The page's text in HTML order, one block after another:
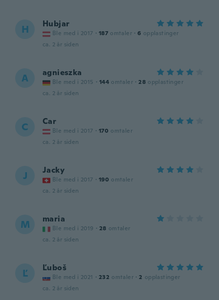
H Hubjar
Ble med i 2017 · 187 omtaler · 6 opplastinger
ca. 2 år siden
A agnieszka
Ble med i 2015 · 144 omtaler · 28 opplastinger
ca. 2 år siden
C Car
Ble med i 2017 · 170 omtaler
ca. 2 år siden
J Jacky
Ble med i 2017 · 190 omtaler
ca. 2 år siden
M maria
Ble med i 2019 · 28 omtaler
ca. 2 år siden
Ľ Ľuboš
Ble med i 2021 · 232 omtaler · 2 opplastinger
ca. 2 år siden